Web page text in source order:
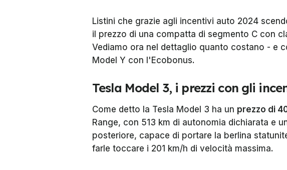
Listini che grazie agli incentivi auto 2024
il prezzo di una compatta di segmento C con
Vediamo ora nel dettaglio quanto costano - e
Model Y con l'Ecobonus.
Tesla Model 3, i prezzi con gli
Come detto la Tesla Model 3 ha un prezzo di
Range, con 513 km di autonomia dichiarata e
posteriore, capace di portare la berlina
farle toccare i 201 km/h di velocità massima.